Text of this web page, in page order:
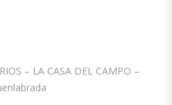
– LA CASA DEL CAMPO –